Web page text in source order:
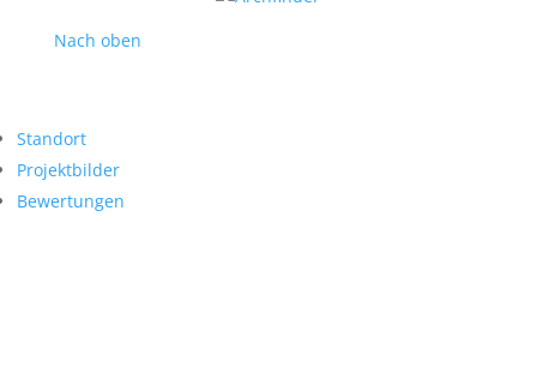
Nach oben
Standort
Projektbilder
Bewertungen